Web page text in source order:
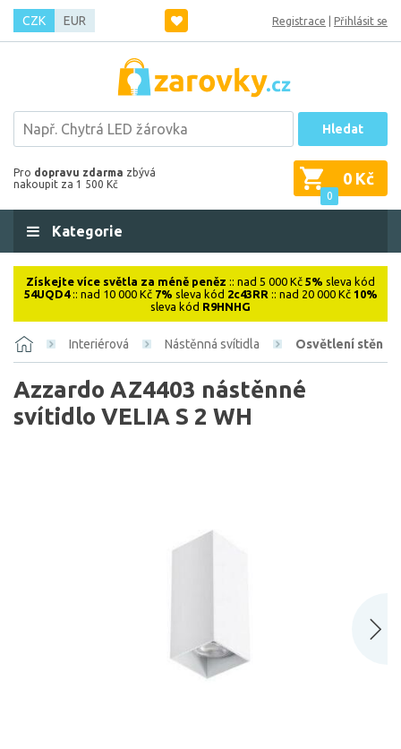
CZK EUR Registrace Přihlásit se
Hledat
Pro dopravu zdarma zbývá
nakoupit za 1 500 Kč
0
0 Kč
Kategorie
Získejte více světla za méně peněz :: nad 5 000 Kč 5% sleva kód
54UQD4:: nad 10 000 Kč 7% sleva kód 2c43RR :: nad 20 000 Kč 10%
sleva kód R9HNHG
Interiérová Nástěnná svítidla Osvětlení stěn
Azzardo AZ4403 nástěnné
svítidlo VELIA S 2 WH